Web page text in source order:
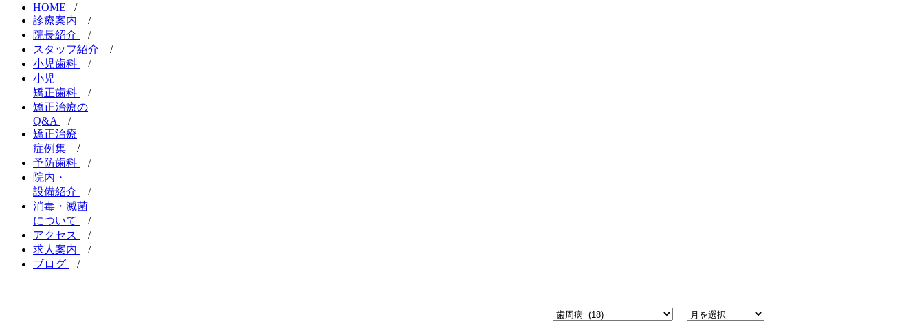
HOME
/
診療案内
/
院長紹介
/
スタッフ紹介
/
小児歯科
/
小児
矯正歯科
/
矯正治療の
Q&A
/
矯正治療
症例集
/
予防歯科
/
院内・
設備紹介
/
消毒・滅菌
について
/
アクセス
/
求人案内
/
ブログ
/